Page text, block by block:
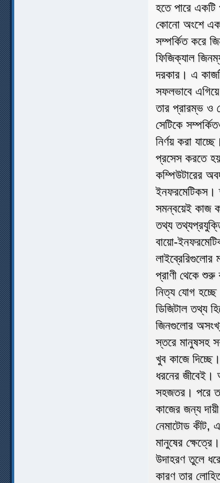
হতে পারে একটি
কোনো অংশে
সম্পর্কিত করে
ফিজিক্যাল
দরকার। এ
সফলভাবে
তার প্রারম্ভ ও
সেটিকে
নির্ণয় করা
প্রসেস করতে
কম্পিউটারের
ইনফরমেটিকস।
সমন্বয়েই কাজ
তথ্য
বায়ো-
প্রাণী থেকে শুরু
নিত্য যোগ
ডিজিটাল তথ্য
জিনগুলোর
স্তরে মানুষসহ
খুব কাজে
ধরনের জীবেই।
সহজতর। পরে
কাজের জন্য
নেমাটোড কীট,
মানুষের
উদাহরণ তুলে
কারণ তার